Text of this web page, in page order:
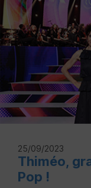
25/09/2023
Thiméo,
Pop !